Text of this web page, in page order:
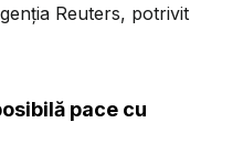
Reuters, potrivit
pace cu